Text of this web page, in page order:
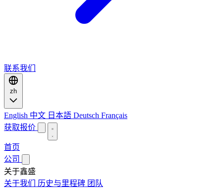
联系我们
zh
English 中文 日本語 Deutsch Français
获取报价
首页
公司
关于鑫盛
关于我们 历史与里程碑 团队